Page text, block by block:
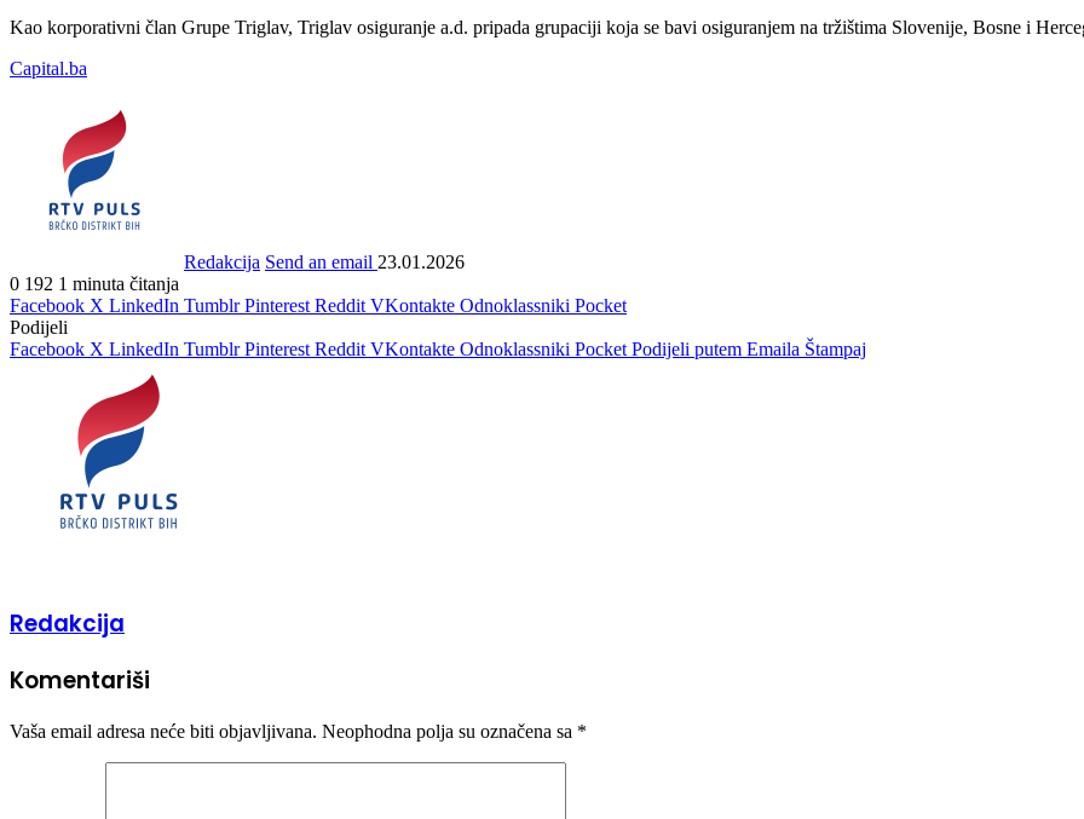
Kao korporativni član Grupe Triglav, Triglav osiguranje a.d. pripada grupaciji koja se bavi osiguranjem na tržištima Slovenije, Bosne i
Capital.ba
Redakcija Send an email 23.01.2026
0 192 1 minuta čitanja
Facebook X LinkedIn Tumblr Pinterest Reddit VKontakte Odnoklassniki Pocket
Podijeli
Facebook X LinkedIn Tumblr Pinterest Reddit VKontakte Odnoklassniki Pocket Podijeli putem Emaila Štampaj
Redakcija
Komentariši
Vaša email adresa neće biti objavljivana. Neophodna polja su označena sa *